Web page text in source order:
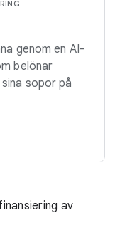
genom en AI-
belönar
sopor på
av